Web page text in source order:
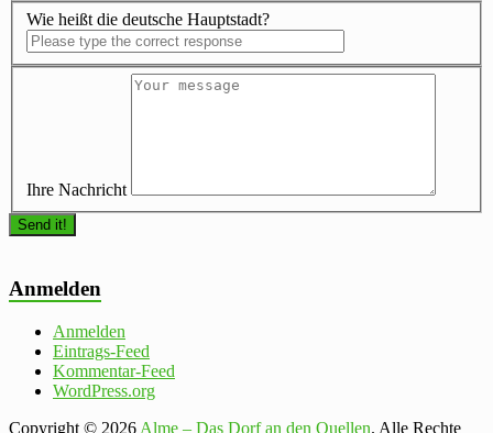
Wie heißt die deutsche Hauptstadt?
Ihre Nachricht
Anmelden
Anmelden
Eintrags-Feed
Kommentar-Feed
WordPress.org
Copyright © 2026 Alme – Das Dorf an den Quellen. Alle Rechte